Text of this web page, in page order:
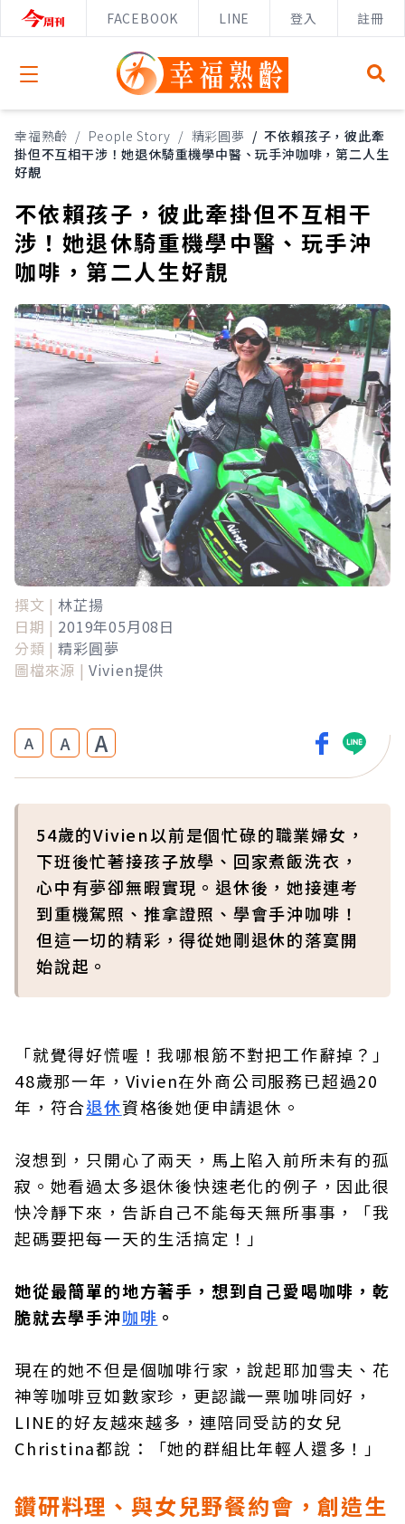
FACEBOOK LINE 登入 註冊
Open menu
幸福熟齡 / People Story / 精彩圓夢 / 不依賴孩子，彼此牽
掛但不互相干涉！她退休騎重機學中醫、玩手沖咖啡，第二人生
好靚
不依賴孩子，彼此牽掛但不互相干
涉！她退休騎重機學中醫、玩手沖
咖啡，第二人生好靚
撰文 | 林芷揚
日期 | 2019年05月08日
分類 | 精彩圓夢
圖檔來源 | Vivien提供
A A A
54歲的Vivien以前是個忙碌的職業婦女，
下班後忙著接孩子放學、回家煮飯洗衣，
心中有夢卻無暇實現。退休後，她接連考
到重機駕照、推拿證照、學會手沖咖啡！
但這一切的精彩，得從她剛退休的落寞開
始說起。
「就覺得好慌喔！我哪根筋不對把工作辭掉？」
48歲那一年，Vivien在外商公司服務已超過20
年，符合退休資格後她便申請退休。
沒想到，只開心了兩天，馬上陷入前所未有的孤
寂。她看過太多退休後快速老化的例子，因此很
快冷靜下來，告訴自己不能每天無所事事，「我
起碼要把每一天的生活搞定！」
她從最簡單的地方著手，想到自己愛喝咖啡，乾
脆就去學手沖咖啡 。
現在的她不但是個咖啡行家，說起耶加雪夫、花
神等咖啡豆如數家珍，更認識一票咖啡同好，
LINE的好友越來越多，連陪同受訪的女兒
Christina都說：「她的群組比年輕人還多！」
鑽研料理、與女兒野餐約會，創造生